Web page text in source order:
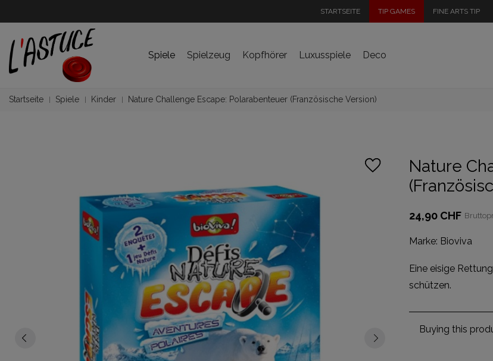
STARTSEITE TIP GAMES FINE ARTS TIP
Spiele Spielzeug Kopfhörer Luxusspiele Deco
Startseite Spiele Kinder Nature Challenge Escape: Polarabenteuer (Französische Version)
Nature
24,90 CHF
Marke: Bioviva
Eine eisige
schützen.
Buying this